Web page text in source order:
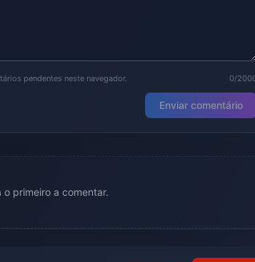
pendentes neste navegador. 0/
Enviar comentário
o primeiro a comentar.